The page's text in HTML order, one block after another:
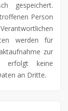
gespeichert.
Person
werden für
zur
erfolgt keine
an Dritte.